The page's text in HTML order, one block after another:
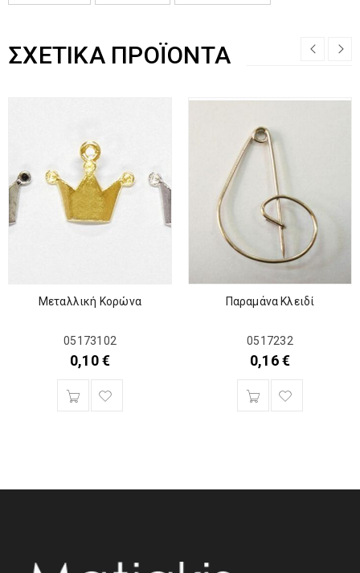
ΣΧΕΤΙΚΆ ΠΡΟΪΌΝΤΑ
Μεταλλική Κορώνα
05173102
0,10€
Παραμάνα Κλειδί
0517232
0,16€